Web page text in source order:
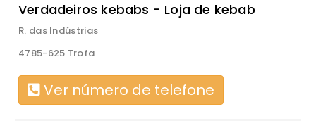
Verdadeiros kebabs - Loja de kebab
R. das Indústrias
4785-625 Trofa
Ver número de telefone